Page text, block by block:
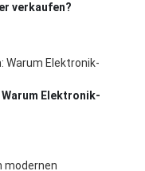
verkaufen?
Elektronik-